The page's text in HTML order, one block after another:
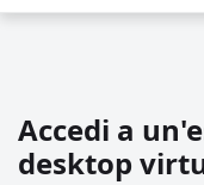
Accedi a
desktop